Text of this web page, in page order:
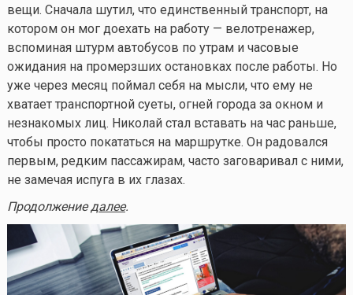
вещи. Сначала шутил, что единственный транспорт, на
котором он мог доехать на работу — велотренажер,
вспоминая штурм автобусов по утрам и часовые
ожидания на промерзших остановках после работы. Но
уже через месяц поймал себя на мысли, что ему не
хватает транспортной суеты, огней города за окном и
незнакомых лиц. Николай стал вставать на час раньше,
чтобы просто покататься на маршрутке. Он радовался
первым, редким пассажирам, часто заговаривал с ними,
не замечая испуга в их глазах.
Продолжениедалее.